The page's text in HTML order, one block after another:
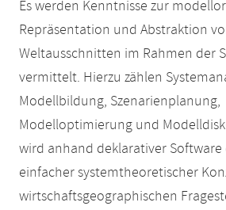
Es werden Kenntnisse zur
Repräsentation und Abstraktion
Weltausschnitten im Rahmen der
vermittelt. Hierzu zählen
Modellbildung, Szenarienplanung,
Modelloptimierung und
wird anhand deklarativer Software
einfacher systemtheoretischer
wirtschaftsgeographischen